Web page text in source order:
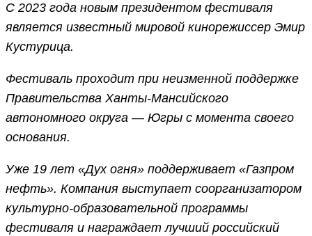
С 2023 года новым президентом фестиваля
является известный мировой кинорежиссер Эмир
Кустурица.
Фестиваль проходит при неизменной поддержке
Правительства Ханты-Мансийского
автономного округа — Югры с момента своего
основания.
Уже 19 лет «Дух огня» поддерживает «Газпром
нефть». Компания выступает соорганизатором
культурно-образовательной программы
фестиваля и награждает лучший российский